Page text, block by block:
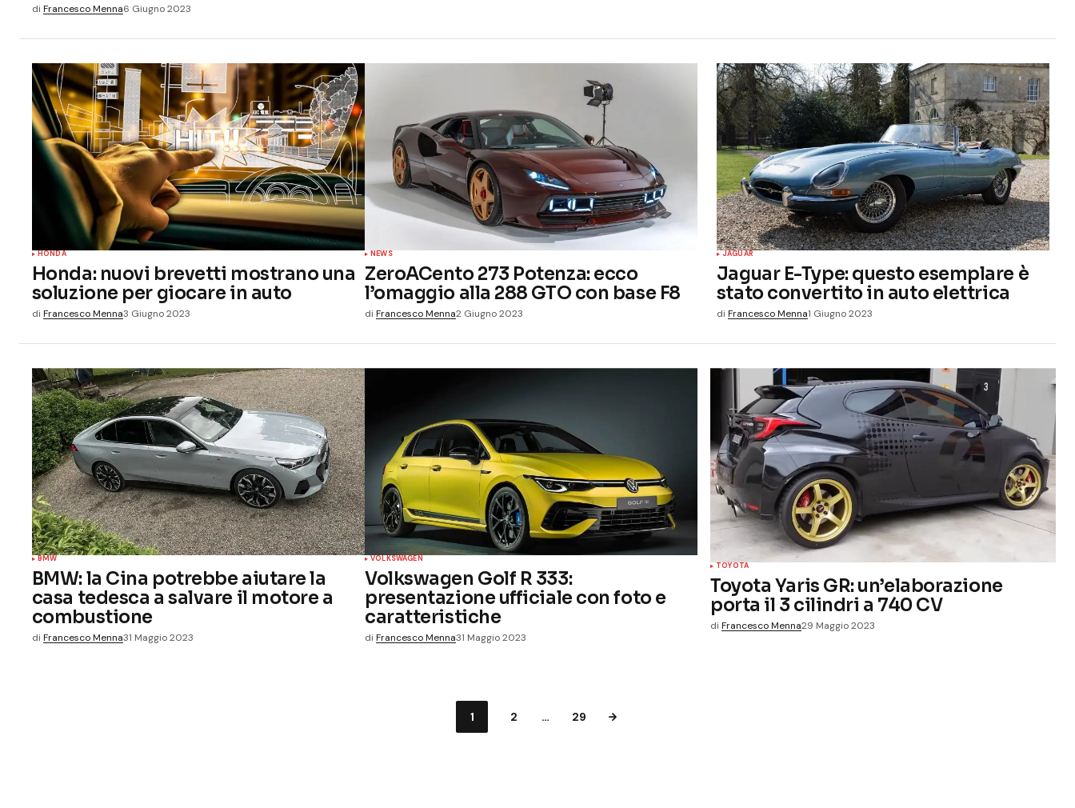
di Francesco Menna6 Giugno 2023
HONDA
Honda: nuovi brevetti mostrano una
soluzione per giocare in auto
di Francesco Menna3 Giugno 2023
NEWS
ZeroACento 273 Potenza: ecco
l’omaggio alla 288 GTO con base F8
di Francesco Menna2 Giugno 2023
JAGUAR
Jaguar E-Type: questo esemplare è
stato convertito in auto elettrica
di Francesco Menna1 Giugno 2023
BMW
BMW: la Cina potrebbe aiutare la
casa tedesca a salvare il motore a
combustione
di Francesco Menna31 Maggio 2023
VOLKSWAGEN
Volkswagen Golf R 333:
presentazione ufficiale con foto e
caratteristiche
di Francesco Menna31 Maggio 2023
TOYOTA
Toyota Yaris GR: un’elaborazione
porta il 3 cilindri a 740 CV
di Francesco Menna29 Maggio 2023
1 2 … 29